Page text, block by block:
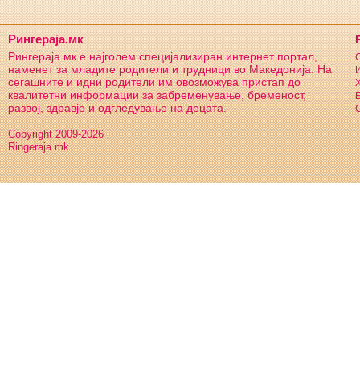
Рингераја.мк
Рингераја.мк е најголем специјализиран интернет портал,
наменет за младите родители и трудници во Македонија. На
сегашните и идни родители им овозможува пристап до
квалитетни информации за забременување, бременост,
развој, здравје и одгледување на децата.
Copyright 2009-2026
Ringeraja.mk